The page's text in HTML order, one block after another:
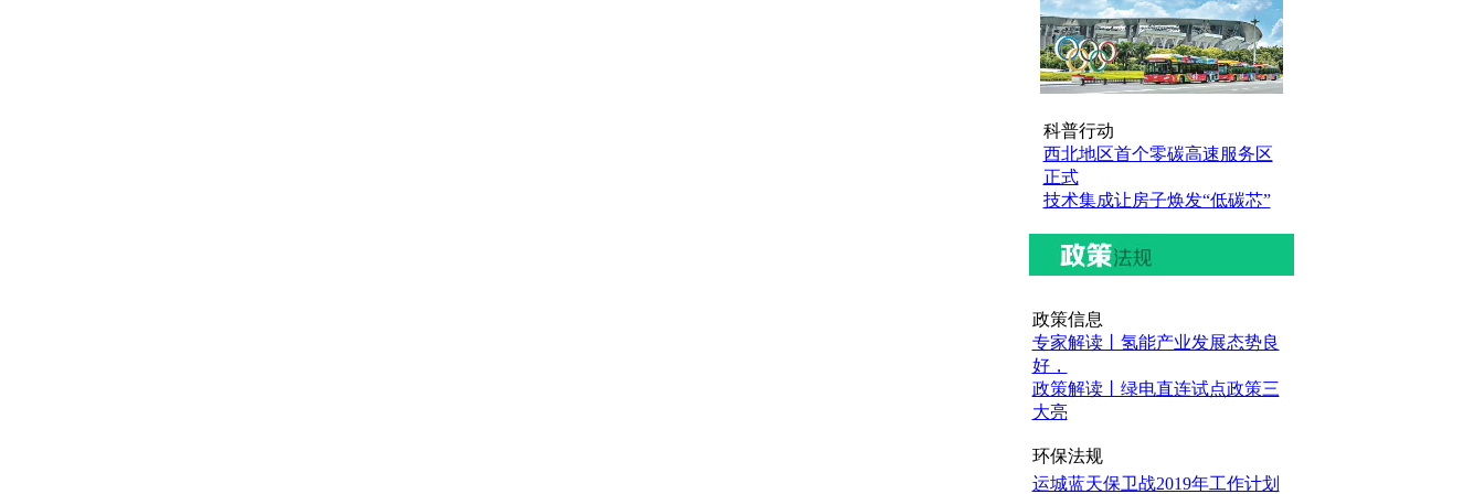
科普行动
西北地区首个零碳高速服务区
正式
技术集成让房子焕发“低碳芯”
政策信息
专家解读丨氢能产业发展态势良
好，
政策解读丨绿电直连试点政策三
大亮
环保法规
运城蓝天保卫战2019年工作计划